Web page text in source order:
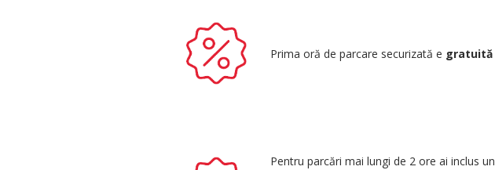
Prima oră de parcare securizată e gratuită
Pentru parcări mai lungi de 2 ore ai inclus un